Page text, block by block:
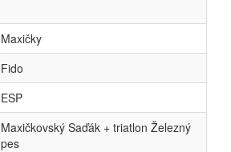
Maxičky
Fido
ESP
Maxičkovský Saďák + triatlon Železný
pes